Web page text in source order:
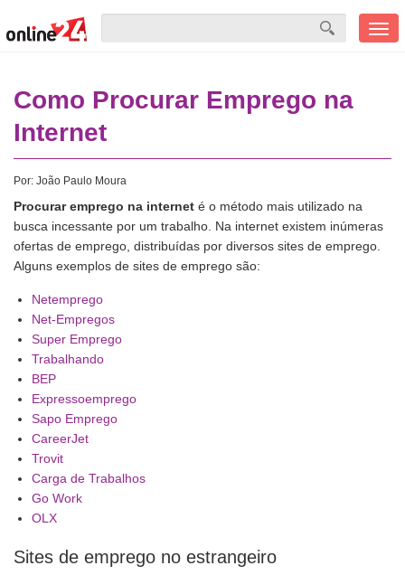
Como Procurar Emprego na
Internet
Por: João Paulo Moura
Procurar emprego na internet é o método mais utilizado na
busca incessante por um trabalho. Na internet existem inúmeras
ofertas de emprego, distribuídas por diversos sites de emprego.
Alguns exemplos de sites de emprego são:
Netemprego
Net-Empregos
Super Emprego
Trabalhando
BEP
Expressoemprego
Sapo Emprego
CareerJet
Trovit
Carga de Trabalhos
Go Work
OLX
Sites de emprego no estrangeiro